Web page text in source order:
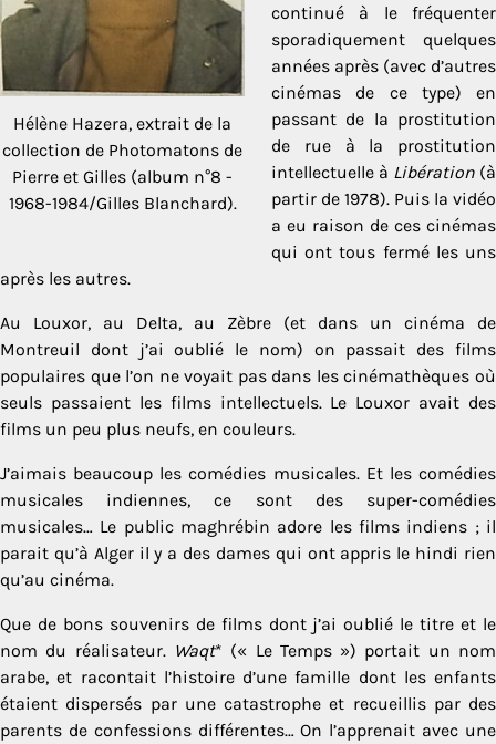
Hélène Hazera, extrait de la
collection de Photomatons de
Pierre et Gilles (album n°8 -
1968-1984/Gilles Blanchard).
continué à le fréquenter
sporadiquement quelques
années après (avec d’autres
cinémas de ce type) en
passant de la prostitution
de rue à la prostitution
intellectuelle à Libération (à
partir de 1978). Puis la vidéo
a eu raison de ces cinémas
qui ont tous fermé les uns
après les autres.
Au Louxor, au Delta, au Zèbre (et dans un cinéma de
Montreuil dont j’ai oublié le nom) on passait des films
populaires que l’on ne voyait pas dans les cinémathèques où
seuls passaient les films intellectuels. Le Louxor avait des
films un peu plus neufs, en couleurs.
J’aimais beaucoup les comédies musicales. Et les comédies
musicales indiennes, ce sont des super-comédies
musicales… Le public maghrébin adore les films indiens ; il
parait qu’à Alger il y a des dames qui ont appris le hindi rien
qu’au cinéma.
Que de bons souvenirs de films dont j’ai oublié le titre et le
nom du réalisateur. Waqt* (« Le Temps ») portait un nom
arabe, et racontait l’histoire d’une famille dont les enfants
étaient dispersés par une catastrophe et recueillis par des
parents de confessions différentes… On l’apprenait avec une